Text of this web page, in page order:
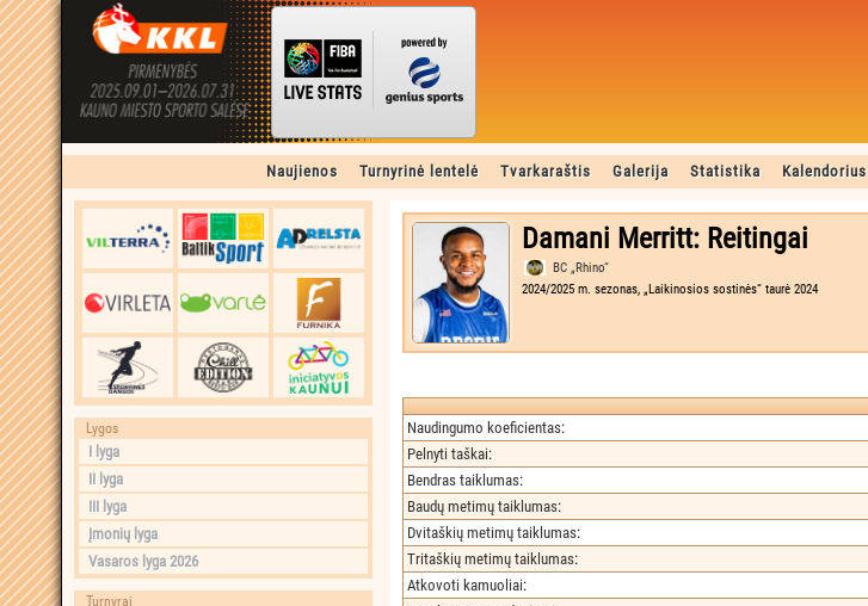
Naujienos Turnyrinė lentelė Tvarkaraštis Galerija Statistika Kalendorius
Lygos
I lyga
II lyga
III lyga
Įmonių lyga
Vasaros lyga 2026
Turnyrai
Damani Merritt: Reitingai
BC „Rhino“
2024/2025 m. sezonas, „Laikinosios sostinės“ taurė 2024
Naudingumo koeficientas:
Pelnyti taškai:
Bendras taiklumas:
Baudų metimų taiklumas:
Dvitaškių metimų taiklumas:
Tritaškių metimų taiklumas:
Atkovoti kamuoliai: